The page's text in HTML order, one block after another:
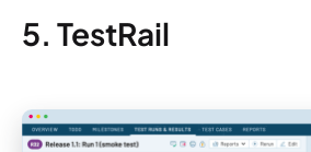
5. TestRail